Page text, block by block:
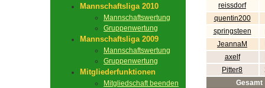
Mannschaftsliga 2010
Mannschaftswertung
Gruppenwertung
Mannschaftsliga 2009
Mannschaftswertung
Gruppenwertung
Mitgliederfunktionen
Mitgliedschaft beenden
reissdorf
quentin200
springsteen
JeannaM
axelf
Pitter8
Gesamt